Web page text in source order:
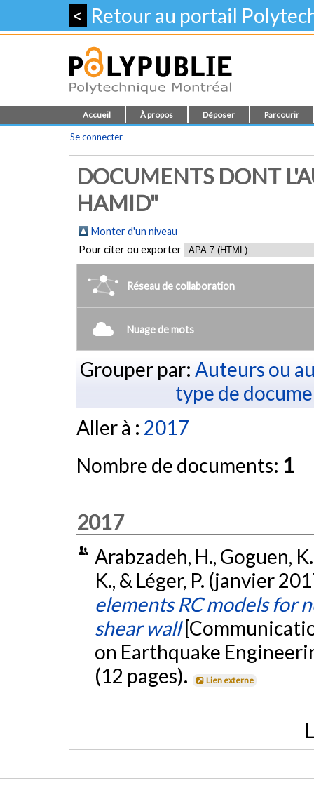
< Retour au portail
Accueil À propos Déposer Parcourir
Se connecter
DOCUMENTS DONT
HAMID"
Monter d'un niveau
Pour citer ou exporter
Réseau de collaboration
Nuage de mots
Grouper par: Auteurs ou
type de
Aller à : 2017
Nombre de documents: 1
2017
Arabzadeh, H., Goguen,
K., & Léger, P. (janvier
elements RC models for
shear wall
on Earthquake
(12 pages).
Lien externe